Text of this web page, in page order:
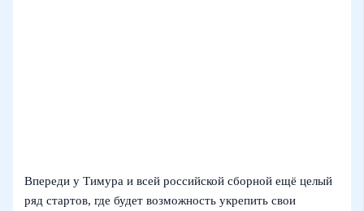
Впереди у Тимура и всей российской сборной ещё целый
ряд стартов, где будет возможность укрепить свои